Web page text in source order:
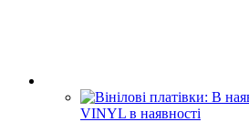
VINYL в наявності